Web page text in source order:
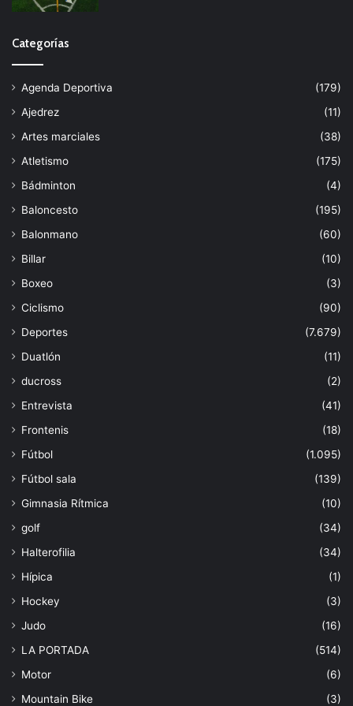
Categorías
Agenda Deportiva
(179)
Ajedrez
(11)
Artes marciales
(38)
Atletismo
(175)
Bádminton
(4)
Baloncesto
(195)
Balonmano
(60)
Billar
(10)
Boxeo
(3)
Ciclismo
(90)
Deportes
(7.679)
Duatlón
(11)
ducross
(2)
Entrevista
(41)
Frontenis
(18)
Fútbol
(1.095)
Fútbol sala
(139)
Gimnasia Rítmica
(10)
golf
(34)
Halterofilia
(34)
Hípica
(1)
Hockey
(3)
Judo
(16)
LA PORTADA
(514)
Motor
(6)
Mountain Bike
(3)